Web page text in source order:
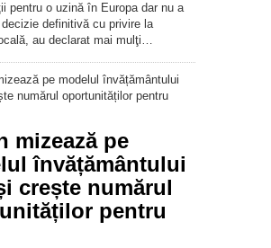
pentru o uzină în Europa dar nu a
definitivă cu privire la
au declarat mai mulţi…
mizează pe
învățământului
crește numărul
pentru